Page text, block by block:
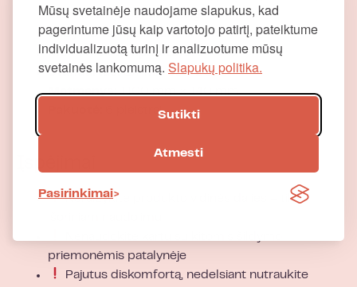
Mūsų svetainėje naudojame slapukus, kad
pagerintume jūsų kaip vartotojo patirtį, pateiktume
individualizuotą turinį ir analizuotume mūsų
svetainės lankomumą. Slapukų politika.
Sutikti
Atmesti
Pasirinkimai
eteriniai aliejai, Chuanxiong
Šildymo temperatūra:virš 45 °C
Maksimali temperatūra:≤60 °C
Standartas:Q/PMA 018-2021
Matmenys:1100 mm × 140 mm
6 pleistrai
Neraižykite produkto vidinės dalies – tik
priemonėmis patalynėje
Pajutus diskomfortą, nedelsiant nutraukite